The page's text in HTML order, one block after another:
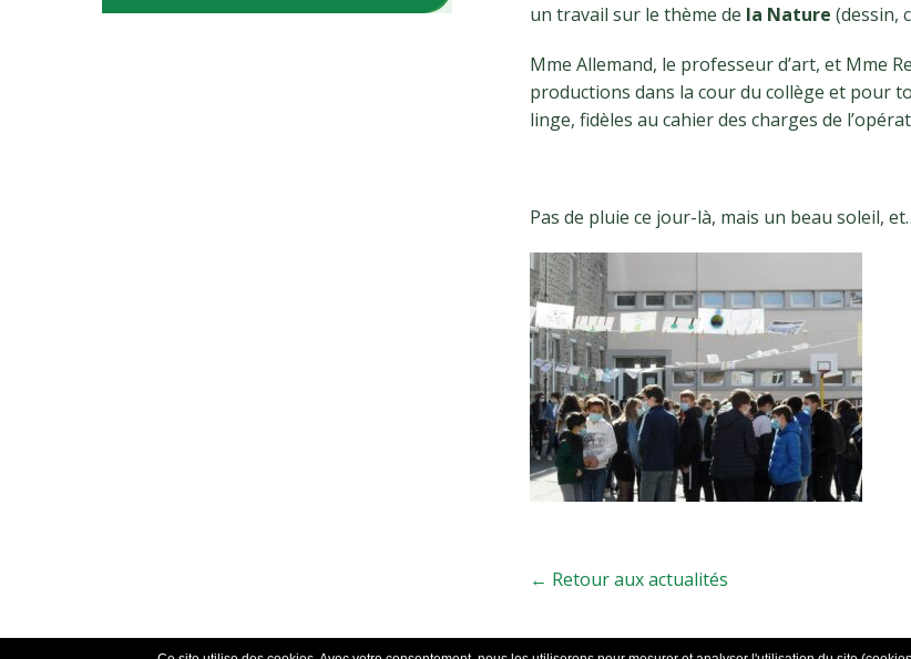
un travail sur le thème de la Nature (dessin,
Mme Allemand, le professeur d’art, et Mme
productions dans la cour du collège et pour
linge, fidèles au cahier des charges de
Pas de pluie ce jour-là, mais un beau soleil,
← Retour aux actualités